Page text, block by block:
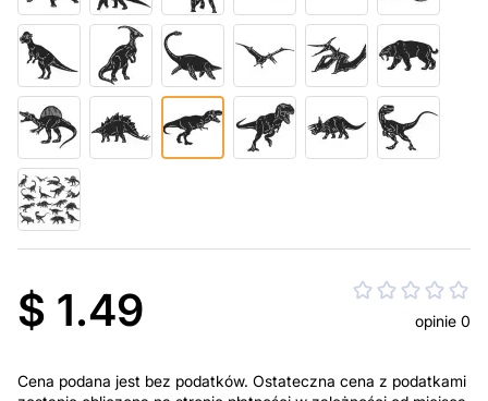
$ 1.49 opinie 0
Cena podana jest bez podatków. Ostateczna cena z podatkami